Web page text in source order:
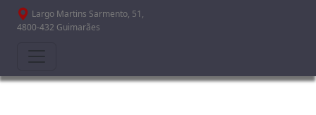
Passar para o conteúdo principal
Largo Martins Sarmento, 51,
4800-432 Guimarães